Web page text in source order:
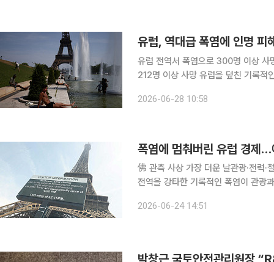
유럽, 역대급 폭염에 인명
유럽 전역서 폭염으로 300명 이상 사
212명 이상 사망 유럽을 덮친 기록적인 폭염으로 인해 프랑스·독일·스페인·영국 등에서 사망과 익사
등에 따르면 이번 유럽 폭염으로 프랑
2026-06-28 10:58
폭염에 멈춰버린 유럽 경제
佛 관측 사상 가장 더운 날관광·전력
전역을 강타한 기록적인 폭염이 관광
2026-06-24 14:51